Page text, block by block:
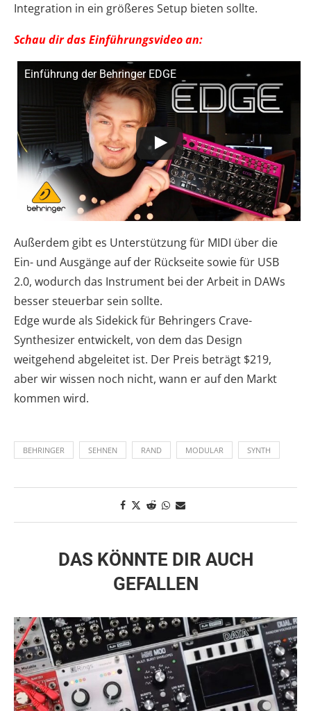
Integration in ein größeres Setup bieten sollte.
Schau dir das Einführungsvideo an:
Einführung der Behringer EDGE
Außerdem gibt es Unterstützung für MIDI über die
Ein- und Ausgänge auf der Rückseite sowie für USB
2.0, wodurch das Instrument bei der Arbeit in DAWs
besser steuerbar sein sollte.
Edge wurde als Sidekick für Behringers Crave-
Synthesizer entwickelt, von dem das Design
weitgehend abgeleitet ist. Der Preis beträgt $219,
aber wir wissen noch nicht, wann er auf den Markt
kommen wird.
BEHRINGER SEHNEN RAND MODULAR SYNTH
DAS KÖNNTE DIR AUCH
GEFALLEN